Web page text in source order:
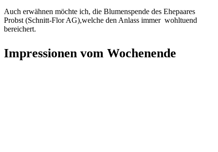
Auch erwähnen möchte ich, die Blumenspende des Ehepaares
Probst (Schnitt-Flor AG),welche den Anlass immer wohltuend
bereichert.
Impressionen vom Wochenende